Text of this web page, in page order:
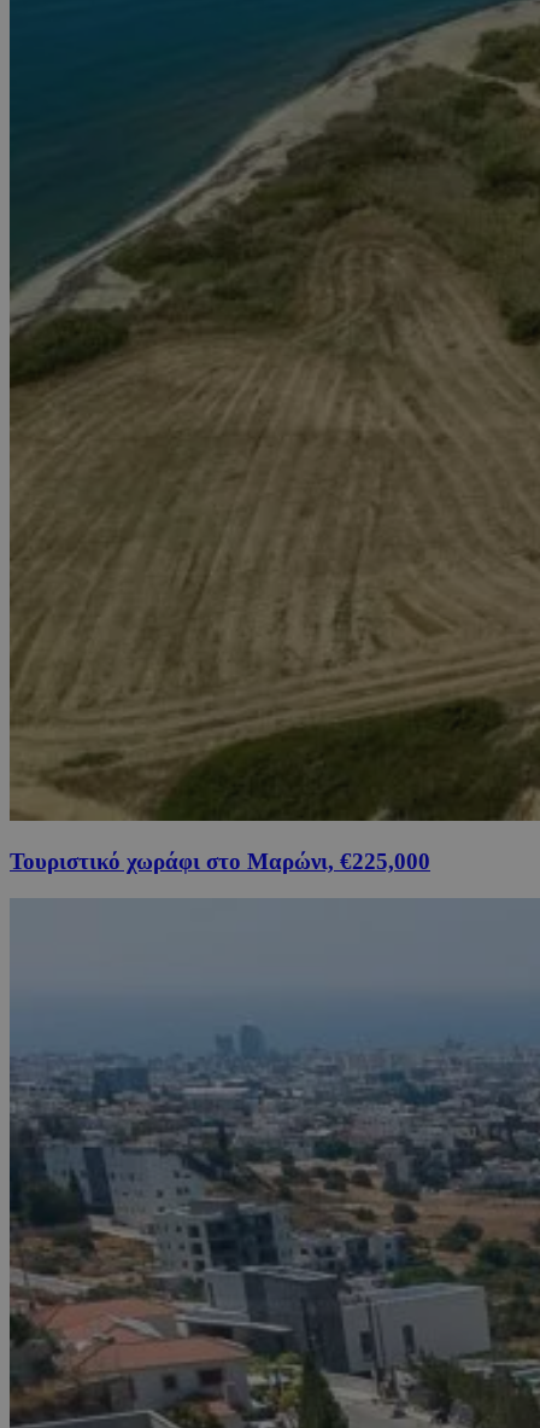
Τουριστικό χωράφι στο Μαρώνι, €225,000